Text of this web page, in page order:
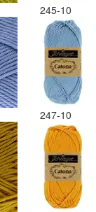
245-10
247-10